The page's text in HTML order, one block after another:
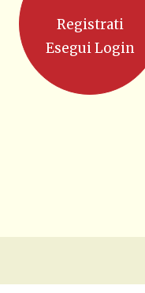
Registrati
Esegui Login